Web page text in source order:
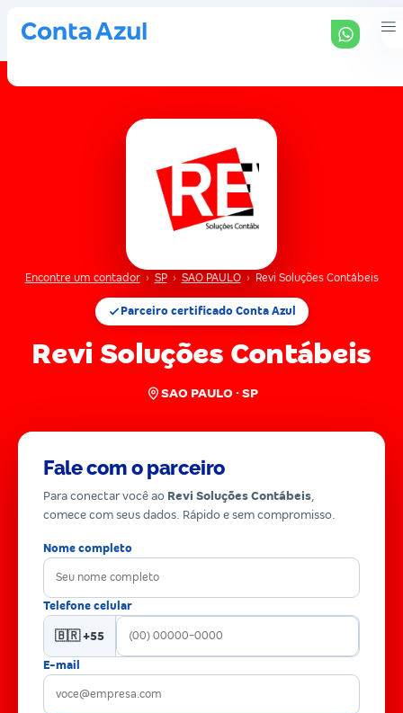
Encontre um contador › SP › SAO PAULO › Revi Soluções Contábeis
Parceiro certificado Conta Azul
Revi Soluções Contábeis
SAO PAULO · SP
Fale com o parceiro
Para conectar você ao Revi Soluções Contábeis,
comece com seus dados. Rápido e sem compromisso.
Nome completo
Telefone celular
🇧🇷 +55
E-mail